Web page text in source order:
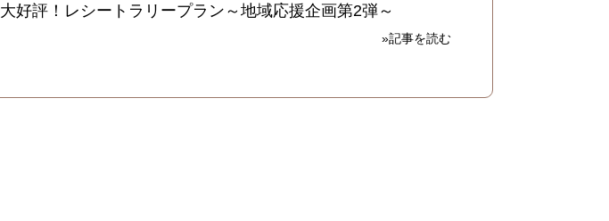
大好評！レシートラリープラン～地域応援企画第2弾～
»記事を読む